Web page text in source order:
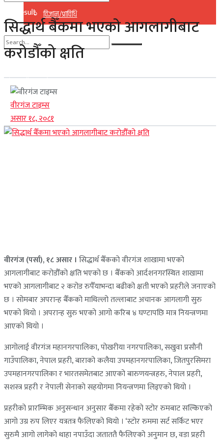
विज्ञान/प्राविधि
No Result
View All Result
No Result
View All Result
सिद्धार्थ बैँकमा भएकाे आगलागीबाट
करोडौँको क्षति
वीरगंज टाइम्स
असार १८, २०८१
वीरगंज (पर्सा), १८ असार । सिद्धार्थ बैँकको वीरगंज शाखामा भएको
आगलागीबाट करोडौँको क्षति भएको छ । बैँकको आर्दशनगरस्थित शाखामा
भएको आगलागीबाट २ करोड रुपैँयाभन्दा बढीको क्षती भएको प्रहरीले जनाएको
छ । सोमबार अपरान्ह बैँकको माथिल्लो तल्लाबाट अचानक आगलागी सुरु
भएको थियो । अपरान्ह सुरु भएको आगो करिब ४ घण्टापछि मात्र नियन्त्रणमा
आएको थियो ।
आगोलाई वीरगंज महानगरपालिका, पोखरीया नगरपालिका, सखुवा प्रसाैनी
गाउँपालिका, नेपाल प्रहरी, बाराको कलैया उपमहानगरपालिका, जितपुरसिमरा
उपमहानगरपालिका र भारतसमेतबाट आएको बारुणयन्त्रहरु, नेपाल प्रहरी,
सशस्त्र प्रहरी र नेपाली सेनाकाे सहयोगमा नियन्त्रणमा लिइएको थियो ।
प्रहरीको प्रारम्भिक अनुसन्धान अनुसार बैँकमा रहेको स्टोर रुमबाट सल्किएको
आगो उग्र रुप लिएर यत्रतत्र फैलिएको थियो । ‘स्टोर रुममा सर्ट सर्किट भएर
सुरुमै आगो लागेको थाहा नपाउँदा जताततै फैलिएको अनुमान छ, वडा प्रहरी